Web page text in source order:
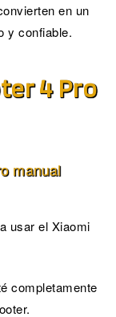
en un
y confiable.
4 Pro
usar el Xiaomi
completamente